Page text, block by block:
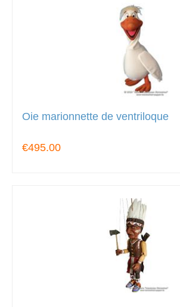
Oie marionnette de ventriloque
€495.00